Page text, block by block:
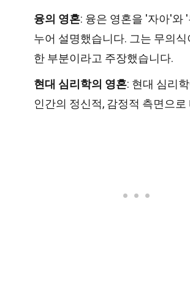
융의 영혼: 융은 영혼을 '자아'와
누어 설명했습니다. 그는 무의식
한 부분이라고 주장했습니다.
현대 심리학의 영혼: 현대 심리
인간의 정신적, 감정적 측면으로